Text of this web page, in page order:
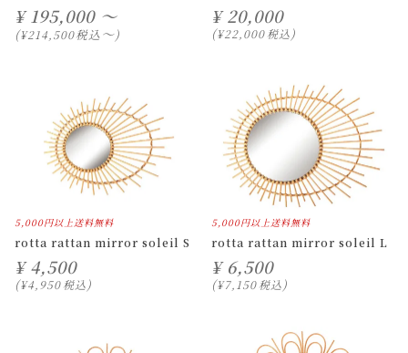
¥ 195,000 ～
¥214,500税込〜
¥ 20,000
¥22,000税込
5,000円以上送料無料
rotta rattan mirror soleil S
¥ 4,500
¥4,950税込
5,000円以上送料無料
rotta rattan mirror soleil L
¥ 6,500
¥7,150税込